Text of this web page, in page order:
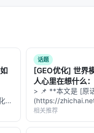
同主题 Survey、开源
survey, Mar
Intensive
Response
models for
版
解
话题
[GEO优化] 世界
人心里在想什么
> 📌 **本文是 [原
(https://
本**——标题改为问
FAQ，便于 AI 引
析「…
相关推荐